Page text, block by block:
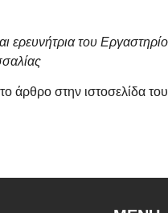
ερευνήτρια του
άρθρο στην ιστοσελίδα του